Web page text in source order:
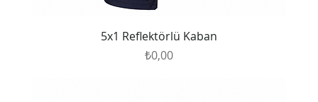
5x1 Reflektörlü Kaban
Fiyat
₺0,00